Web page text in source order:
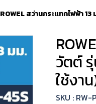
ROWEL สว่านกระแทกไฟฟ้า
วัตต์
ใช้งา
SKU :